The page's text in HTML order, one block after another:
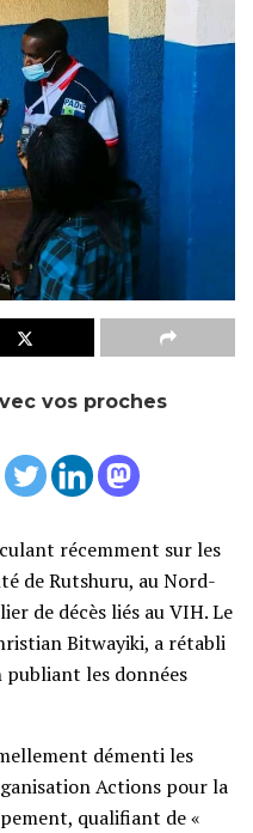
vos proches
récemment sur les
de Rutshuru, au Nord-
de décès liés au VIH. Le
Bitwayiki, a rétabli
publiant les données
démenti les
Actions pour la
qualifiant de «